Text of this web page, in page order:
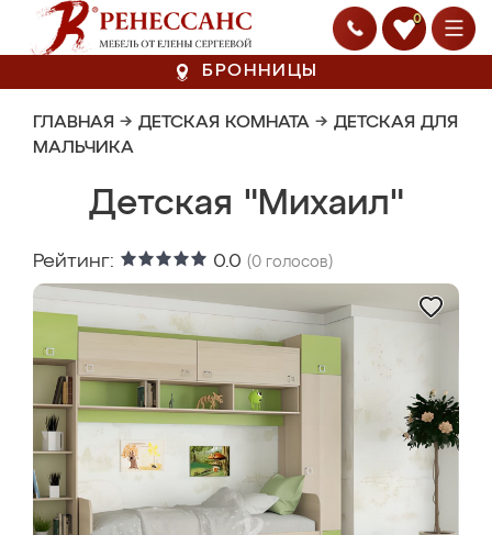
0
БРОННИЦЫ
ГЛАВНАЯ → ДЕТСКАЯ КОМНАТА → ДЕТСКАЯ ДЛЯ
МАЛЬЧИКА
Детская "Михаил"
Рейтинг: 0.0 (0 голосов)